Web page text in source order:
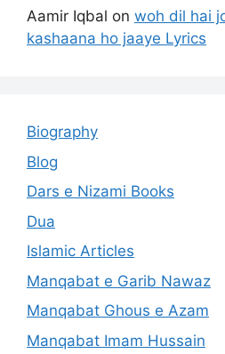
Aamir Iqbal on woh dil hai
kashaana ho jaaye Lyrics
Biography
Blog
Dars e Nizami Books
Dua
Islamic Articles
Manqabat e Garib Nawaz
Manqabat Ghous e Azam
Manqabat Imam Hussain